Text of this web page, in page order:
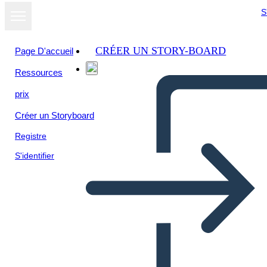
Page D'accueil
Ressources
prix
Créer un Storyboard
Registre
S'identifier
CRÉER UN STORY-BOARD